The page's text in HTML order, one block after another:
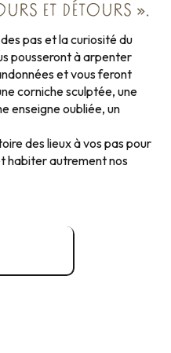
ET DÉTOURS ».
pas et la curiosité du
pousseront à arpenter
et vous feront
corniche sculptée, une
enseigne oubliée, un
des lieux à vos pas pour
habiter autrement nos